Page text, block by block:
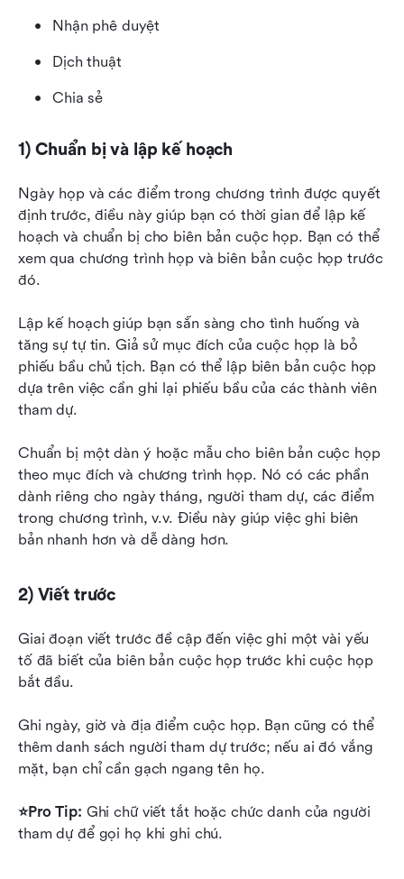
Nhận phê duyệt
Dịch thuật
Chia sẻ
1) Chuẩn bị và lập kế hoạch
Ngày họp và các điểm trong chương trình được quyết
định trước, điều này giúp bạn có thời gian để lập kế
hoạch và chuẩn bị cho biên bản cuộc họp. Bạn có thể
xem qua chương trình họp và biên bản cuộc họp trước
đó.
Lập kế hoạch giúp bạn sẵn sàng cho tình huống và
tăng sự tự tin. Giả sử mục đích của cuộc họp là bỏ
phiếu bầu chủ tịch. Bạn có thể lập biên bản cuộc họp
dựa trên việc cần ghi lại phiếu bầu của các thành viên
tham dự.
Chuẩn bị một dàn ý hoặc mẫu cho biên bản cuộc họp
theo mục đích và chương trình họp. Nó có các phần
dành riêng cho ngày tháng, người tham dự, các điểm
trong chương trình, v.v. Điều này giúp việc ghi biên
bản nhanh hơn và dễ dàng hơn.
2) Viết trước
Giai đoạn viết trước đề cập đến việc ghi một vài yếu
tố đã biết của biên bản cuộc họp trước khi cuộc họp
bắt đầu.
Ghi ngày, giờ và địa điểm cuộc họp. Bạn cũng có thể
thêm danh sách người tham dự trước; nếu ai đó vắng
mặt, bạn chỉ cần gạch ngang tên họ.
⭐Pro Tip: Ghi chữ viết tắt hoặc chức danh của người
tham dự để gọi họ khi ghi chú.